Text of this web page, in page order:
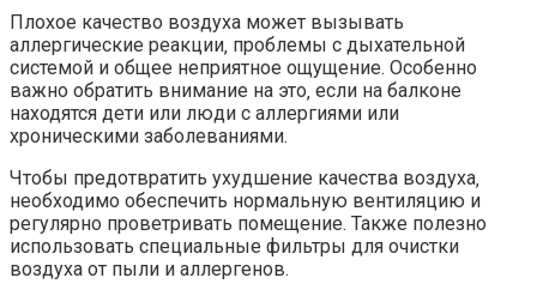
Плохое качество воздуха может вызывать
аллергические реакции‚ проблемы с дыхательной
системой и общее неприятное ощущение. Особенно
важно обратить внимание на это‚ если на балконе
находятся дети или люди с аллергиями или
хроническими заболеваниями.​
Чтобы предотвратить ухудшение качества воздуха‚
необходимо обеспечить нормальную вентиляцию и
регулярно проветривать помещение. Также полезно
использовать специальные фильтры для очистки
воздуха от пыли и аллергенов.​